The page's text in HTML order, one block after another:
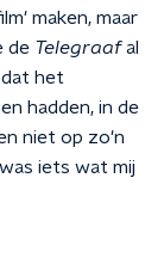
maken, maar
de Telegraafal
dat het
hadden, in de
niet op zo'n
iets wat mij